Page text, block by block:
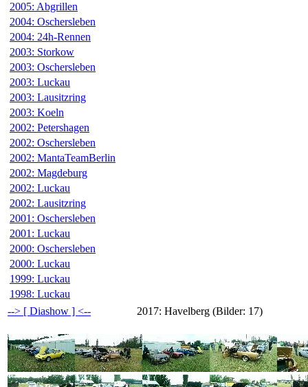
2005: Abgrillen
2004: Oschersleben
2004: 24h-Rennen
2003: Storkow
2003: Oschersleben
2003: Luckau
2003: Lausitzring
2003: Koeln
2002: Petershagen
2002: Oschersleben
2002: MantaTeamBerlin
2002: Magdeburg
2002: Luckau
2002: Lausitzring
2001: Oschersleben
2001: Luckau
2000: Oschersleben
2000: Luckau
1999: Luckau
1998: Luckau
2017: Havelberg (Bilder: 17)
--> [ Diashow ] <--